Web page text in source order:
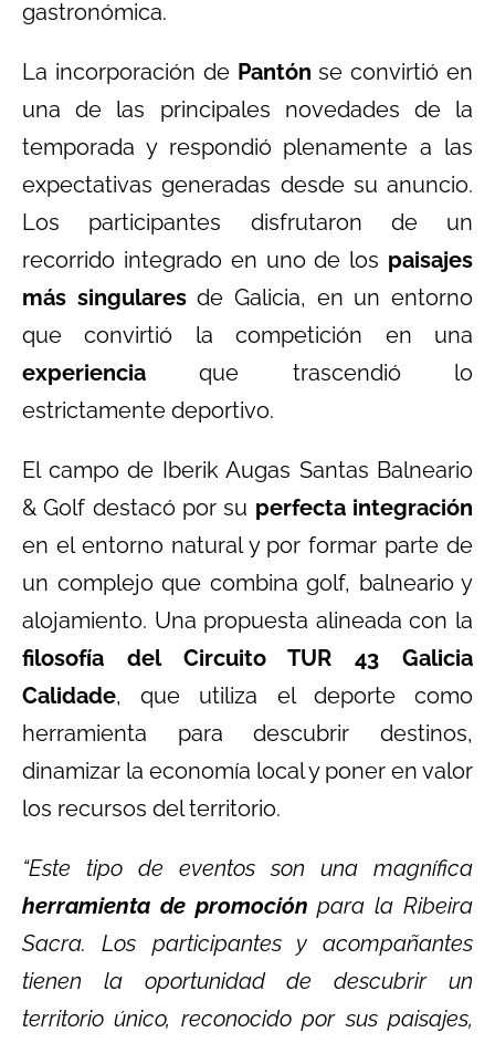
gastronómica.
La incorporación de Pantón se convirtió en
una de las principales novedades de la
temporada y respondió plenamente a las
expectativas generadas desde su anuncio.
Los participantes disfrutaron de un
recorrido integrado en uno de los paisajes
más singularesde Galicia, en un entorno
que convirtió la competición en una
experiencia que trascendió lo
estrictamente deportivo.
El campo de Iberik Augas Santas Balneario
& Golf destacó por su perfecta integración
en el entorno natural y por formar parte de
un complejo que combina golf, balneario y
alojamiento. Una propuesta alineada con la
filosofía del Circuito TUR 43 Galicia
Calidade, que utiliza el deporte como
herramienta para descubrir destinos,
dinamizar la economía local y poner en valor
los recursos del territorio.
“Este tipo de eventos son una magnífica
herramienta de promoción para la Ribeira
Sacra. Los participantes y acompañantes
tienen la oportunidad de descubrir un
territorio único, reconocido por sus paisajes,